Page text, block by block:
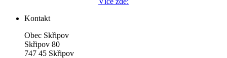
Kontakt
Obec Skřipov
Skřipov 80
747 45 Skřipov